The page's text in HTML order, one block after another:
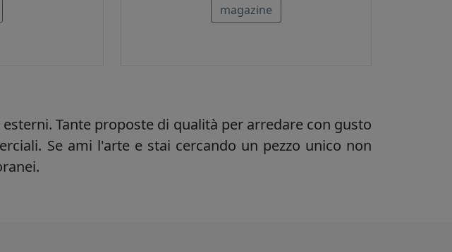
magazine
Tante proposte di qualità per arredare con gusto
Se ami l'artee stai cercando un pezzo unico non